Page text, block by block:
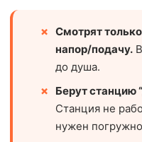
Смотрят
напор/подачу.
до душа.
Берут станцию
Станция не
нужен